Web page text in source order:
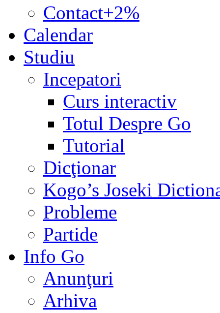
Contact+2%
Calendar
Studiu
Incepatori
Curs interactiv
Totul Despre Go
Tutorial
Dicţionar
Kogo’s Joseki
Probleme
Partide
Info Go
Anunţuri
Arhiva